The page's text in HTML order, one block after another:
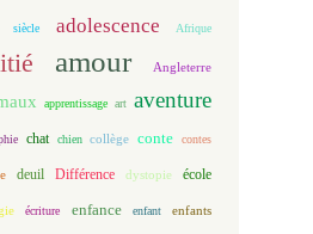
siècle adolescence Afrique
amour Angleterre
apprentissage art aventure
chat chien collège conte contes
deuil Différence dystopie école
écriture enfance enfant enfants